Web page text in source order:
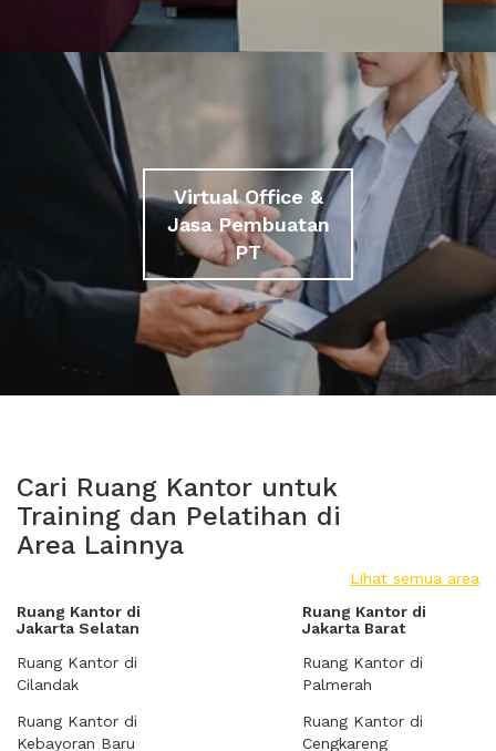
Virtual Office &
Jasa Pembuatan
PT
Cari Ruang Kantor untuk
Training dan Pelatihan di
Area Lainnya
Lihat semua area
Ruang Kantor di
Jakarta Selatan
Ruang Kantor di
Cilandak
Ruang Kantor di
Kebayoran Baru
Ruang Kantor di
Jakarta Barat
Ruang Kantor di
Palmerah
Ruang Kantor di
Cengkareng